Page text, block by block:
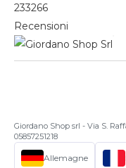
233266
Recensioni
Giordano Shop srl - Via S.
05857251218
Allemagne